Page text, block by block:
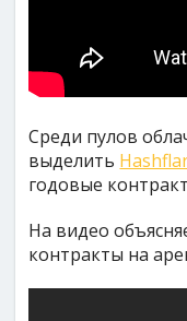
Среди пулов
выделить
годовые
На видео
контракты на